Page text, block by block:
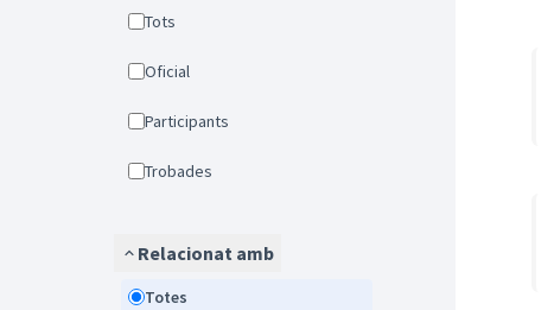
Tots
Oficial
Participants
Trobades
Relacionat amb
Totes